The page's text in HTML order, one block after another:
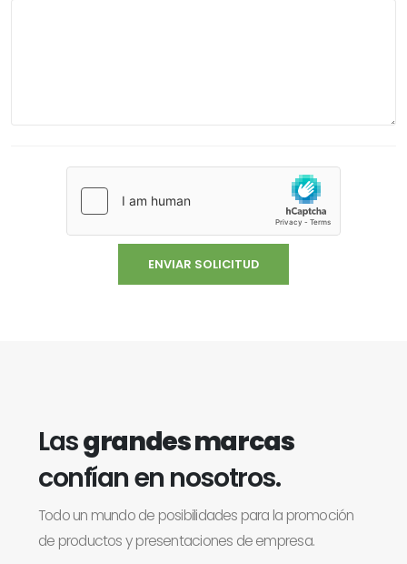
Lasgrandes marcas
confían en nosotros.
Todo un mundo de posibilidades para la promoción
de productos y presentaciones de empresa.